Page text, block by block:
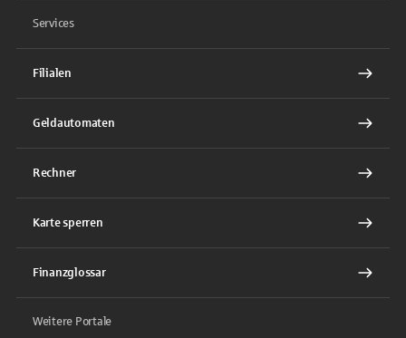
Services
Filialen
Geldautomaten
Rechner
Karte sperren
Finanzglossar
Weitere Portale